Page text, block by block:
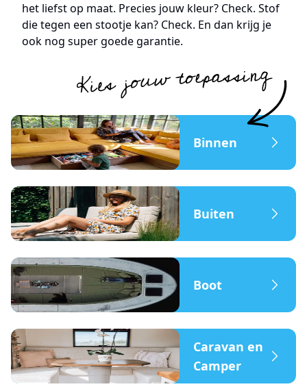
het liefst op maat. Precies jouw kleur? Check. Stof
die tegen een stootje kan? Check. En dan krijg je
ook nog super goede garantie.
Binnen
Buiten
Boot
Caravan en
Camper